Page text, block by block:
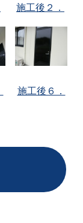
施工後２．
施工後６．